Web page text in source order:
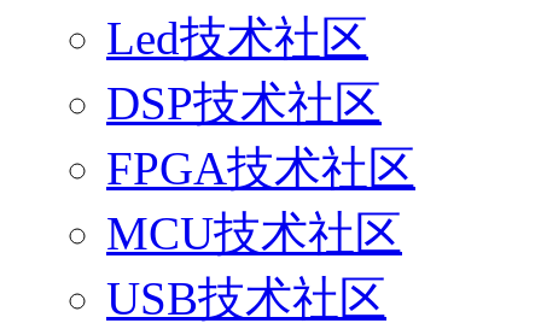
Led技术社区
DSP技术社区
FPGA技术社区
MCU技术社区
USB技术社区